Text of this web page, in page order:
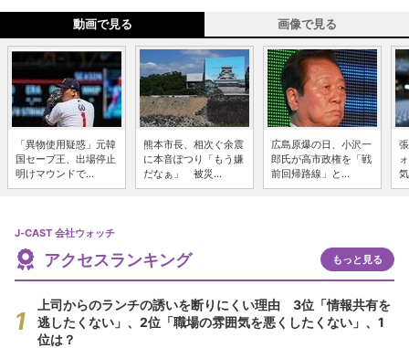
動画で見る 画像で見る
「異物使用疑惑」元韓
国セーブ王、出場停止
明けマウンドで...
熊本市長、相次ぐ余震
に本音ぽつり「もう嫌
だなぁ」 被災...
広島原爆の日、小沢一
郎氏が高市政権を「戦
前回帰路線」と...
J-CAST 会社ウォッチ
アクセスランキング もっと見る
上司からのランチの誘いを断りにくい理由 3位「情報共有を
逃したくない」、2位「職場の雰囲気を悪くしたくない」、1
位は？